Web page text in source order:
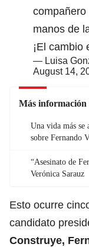
manos de
¡El cambio
— Luisa
August 14,
Más información
Una vida más se
sobre Fernando
“Asesinato de
Verónica Sarauz
Esto ocurre
candidato
Construye,